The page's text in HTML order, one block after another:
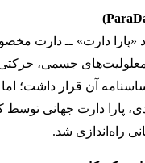
«پارا دارت» ــ دارت
معلولیت‌های جسمی،
آن قرار داشت؛
پارا دارت جهانی توسط
راه‌اندازی شد.